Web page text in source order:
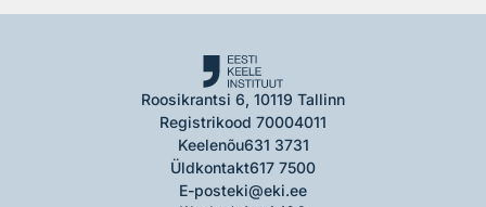
Roosikrantsi 6, 10119 Tallinn
Registrikood 70004011
Keelenõu631 3731
Üldkontakt617 7500
E-posteki@eki.ee